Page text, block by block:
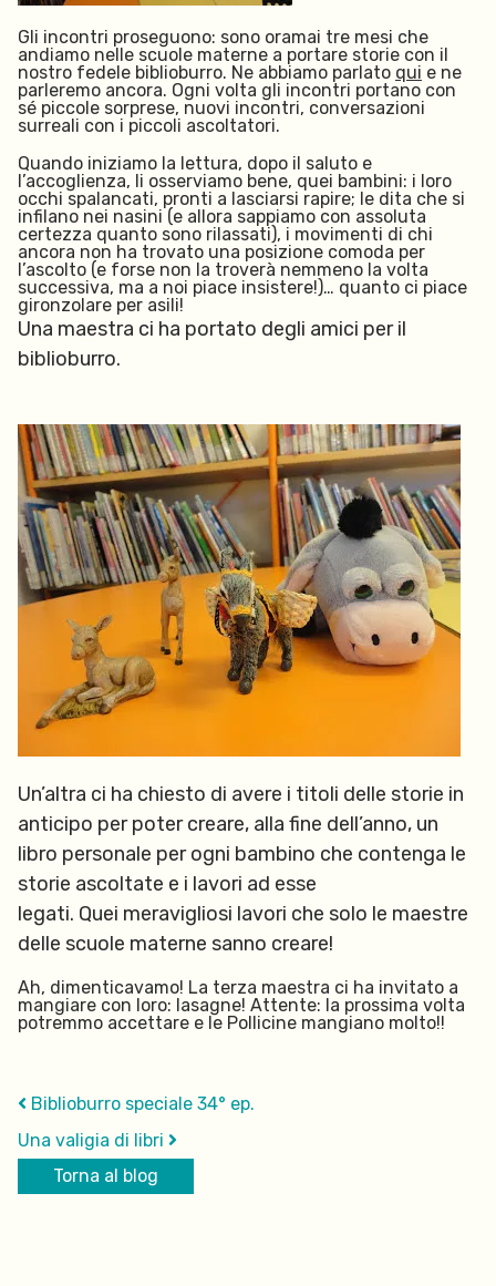
Gli incontri proseguono: sono oramai tre mesi che
andiamo nelle scuole materne a portare storie con il
nostro fedele biblioburro. Ne abbiamo parlato qui e ne
parleremo ancora. Ogni volta gli incontri portano con
sé piccole sorprese, nuovi incontri, conversazioni
surreali con i piccoli ascoltatori.
Quando iniziamo la lettura, dopo il saluto e
l’accoglienza, li osserviamo bene, quei bambini: i loro
occhi spalancati, pronti a lasciarsi rapire; le dita che si
infilano nei nasini (e allora sappiamo con assoluta
certezza quanto sono rilassati), i movimenti di chi
ancora non ha trovato una posizione comoda per
l’ascolto (e forse non la troverà nemmeno la volta
successiva, ma a noi piace insistere!)… quanto ci piace
gironzolare per asili!
Una maestra ci ha portato degli amici per il
biblioburro.
Un’altra ci ha chiesto di avere i titoli delle storie in
anticipo per poter creare, alla fine dell’anno, un
libro personale per ogni bambino che contenga le
storie ascoltate e i lavori ad esse
legati. Quei meravigliosi lavori che solo le maestre
delle scuole materne sanno creare!
Ah, dimenticavamo! La terza maestra ci ha invitato a
mangiare con loro: lasagne! Attente: la prossima volta
potremmo accettare e le Pollicine mangiano molto!!
Biblioburro speciale 34° ep.
Torna al blog
Una valigia di libri